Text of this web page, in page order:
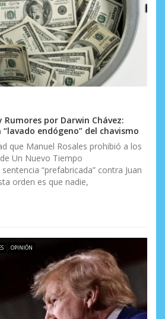
Rumores por Darwin Chávez:
endógeno” del chavismo
que Manuel Rosales prohibió a los
Un Nuevo Tiempo
“prefabricada” contra Juan
orden es que nadie,
OPINIÓN